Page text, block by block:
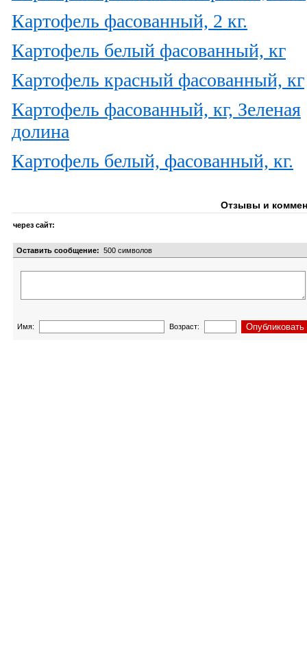
Картофель фасованный, 2 кг.
Картофель белый фасованный, кг
Картофель красный фасованный, кг
Картофель фасованный, кг, Зеленая
долина
Картофель белый, фасованный, кг.
Отзывы и
через сайт:
Оставить сообщение: 500 символов
Имя: Возраст: